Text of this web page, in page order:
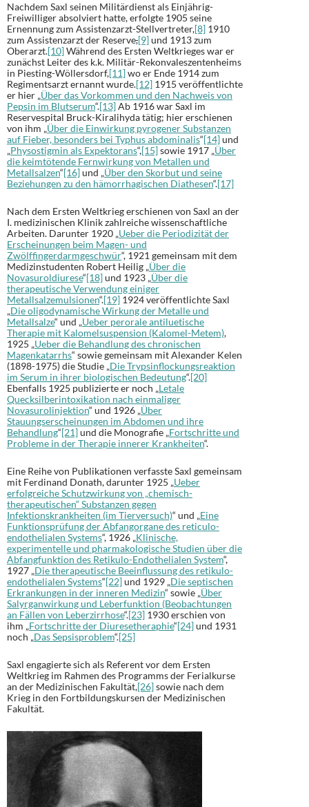
Nachdem Saxl seinen Militärdienst als Einjährig-
Freiwilliger absolviert hatte, erfolgte 1905 seine
Ernennung zum Assistenzarzt-Stellvertreter,[8] 1910
zum Assistenzarzt der Reserve,[9]und 1913 zum
Oberarzt.[10]Während des Ersten Weltkrieges war er
zunächst Leiter des k.k. Militär-Rekonvaleszentenheims
in Piesting-Wöllersdorf,[11]wo er Ende 1914 zum
Regimentsarzt ernannt wurde.[12] 1915 veröffentlichte
er hier „Über das Vorkommen und den Nachweis von
Pepsin im Blutserum“.[13]Ab 1916 war Saxl im
Reservespital Bruck-Kiralihyda tätig; hier erschienen
von ihm „Über die Einwirkung pyrogener Substanzen
auf Fieber, besonders bei Typhus abdominalis“[14]und
„Physostigmin als Expektorans“,[15]sowie 1917 „Über
die keimtötende Fernwirkung von Metallen und
Metallsalzen“[16]und „Über den Skorbut und seine
Beziehungen zu den hämorrhagischen Diathesen“.[17]
Nach dem Ersten Weltkrieg erschienen von Saxl an der
I. medizinischen Klinik zahlreiche wissenschaftliche
Arbeiten. Darunter 1920 „Ueber die Periodizität der
Erscheinungen beim Magen- und
Zwölffingerdarmgeschwür“, 1921 gemeinsam mit dem
Medizinstudenten Robert Heilig „Über die
Novasuroldiurese“[18]und 1923 „Über die
therapeutische Verwendung einiger
Metallsalzemulsionen“.[19] 1924 veröffentlichte Saxl
„Die oligodynamische Wirkung der Metalle und
Metallsalze“ und „Ueber perorale antiluetische
Therapie mit Kalomelsuspension (Kalomel-Metem),
1925 „Ueber die Behandlung des chronischen
Magenkatarrhs“ sowie gemeinsam mit Alexander Kelen
(1898-1975) die Studie „Die Trypsinflockungsreaktion
im Serum in ihrer biologischen Bedeutung“.[20]
Ebenfalls 1925 publizierte er noch „Letale
Quecksilberintoxikation nach einmaliger
Novasurolinjektion“ und 1926 „Über
Stauungserscheinungen im Abdomen und ihre
Behandlung“[21]und die Monografie „Fortschritte und
Probleme in der Therapie innerer Krankheiten“.
Eine Reihe von Publikationen verfasste Saxl gemeinsam
mit Ferdinand Donath, darunter 1925 „Ueber
erfolgreiche Schutzwirkung von „chemisch-
therapeutischen“ Substanzen gegen
Infektionskrankheiten (im Tierversuch)“ und „Eine
Funktionsprüfung der Abfangorgane des reticulo-
endothelialen Systems“, 1926 „Klinische,
experimentelle und pharmakologische Studien über die
Abfangfunktion des Retikulo-Endothelialen System“,
1927 „Die therapeutische Beeinflussung des retikulo-
endothelialen Systems“[22]und 1929 „Die septischen
Erkrankungen in der inneren Medizin“ sowie „Über
Salyrganwirkung und Leberfunktion (Beobachtungen
an Fällen von Leberzirrhose“.[23] 1930 erschien von
ihm „Fortschritte der Diuresetheraphie“[24]und 1931
noch „Das Sepsisproblem“.[25]
Saxl engagierte sich als Referent vor dem Ersten
Weltkrieg im Rahmen des Programms der Ferialkurse
an der Medizinischen Fakultät,[26]sowie nach dem
Krieg in den Fortbildungskursen der Medizinischen
Fakultät.